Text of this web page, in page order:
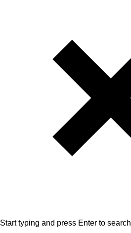
Start typing and press Enter to search